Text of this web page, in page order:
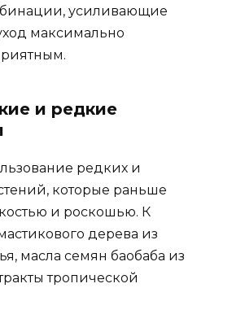
усиливающие
максимально
и редкие
редких и
которые раньше
и роскошью. К
дерева из
масла семян баобаба из
тропической